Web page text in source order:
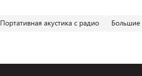
Портативная акустика с радио Большие